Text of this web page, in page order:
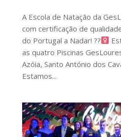
A Escola de Natação da
com certificação de
do Portugal a Nadar! ??‍
as quatro Piscinas
Azóia, Santo António dos
Estamos...